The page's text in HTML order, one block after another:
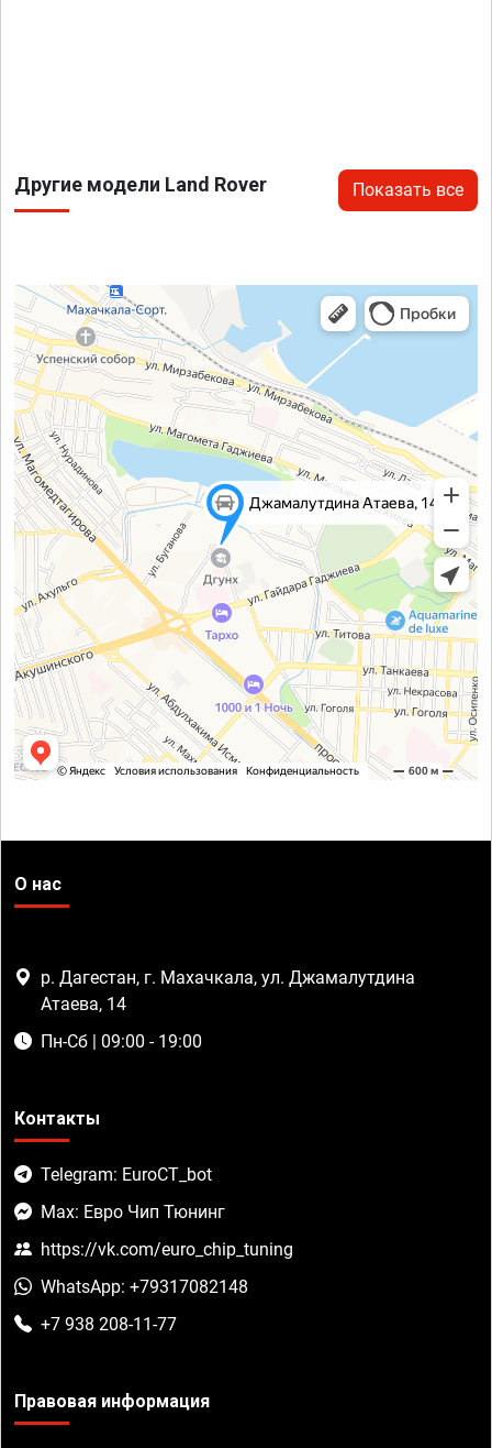
Другие модели Land Rover Показать все
О нас
р. Дагестан, г. Махачкала, ул. Джамалутдина
Атаева, 14
Пн-Сб | 09:00 - 19:00
Контакты
Telegram: EuroCT_bot
Max: Евро Чип Тюнинг
https://vk.com/euro_chip_tuning
WhatsApp: +79317082148
+7 938 208-11-77
Правовая информация